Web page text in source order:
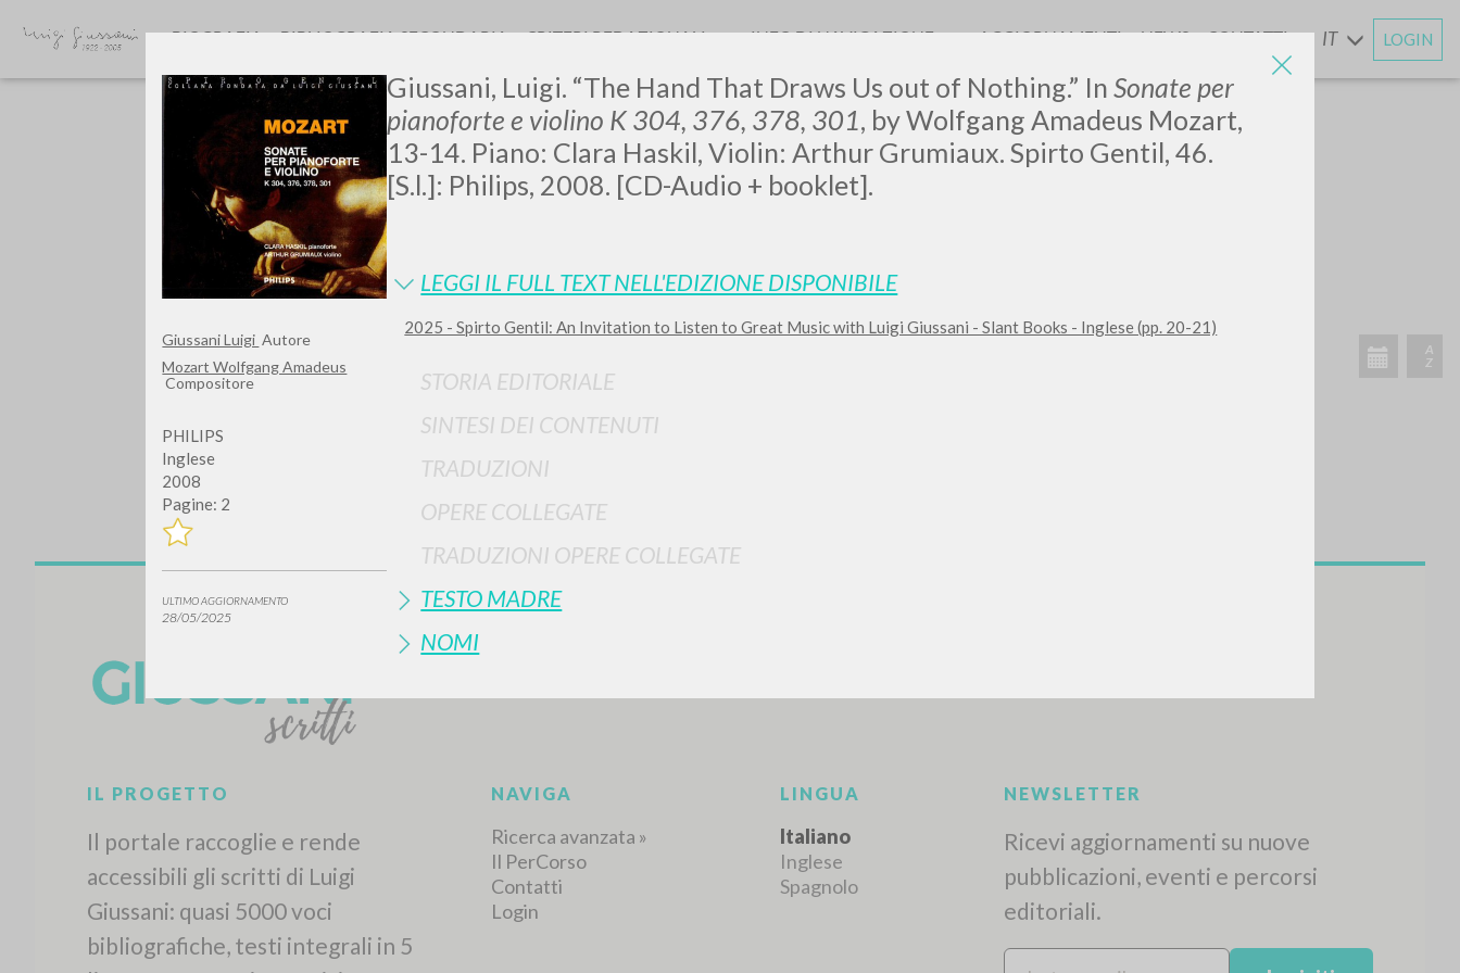
Giussani Luigi Autore
Mozart Wolfgang Amadeus
Compositore
PHILIPS
Inglese
2008
Pagine: 2
ULTIMO AGGIORNAMENTO
28/05/2025
Giussani, Luigi. “The Hand That Draws Us out of Nothing.” In Sonate per
pianoforte e violino K 304, 376, 378, 301, by Wolfgang Amadeus Mozart,
13-14. Piano: Clara Haskil, Violin: Arthur Grumiaux. Spirto Gentil, 46.
[S.l.]: Philips, 2008. [CD-Audio + booklet].
LEGGI IL FULL TEXT NELL'EDIZIONE DISPONIBILE
2025 - Spirto Gentil: An Invitation to Listen to Great Music with Luigi Giussani - Slant Books - Inglese (pp. 20-21)
STORIA EDITORIALE
SINTESI DEI CONTENUTI
TRADUZIONI
OPERE COLLEGATE
TRADUZIONI OPERE COLLEGATE
TESTO MADRE
NOMI
BIOGRAFIA BIBLIOGRAFIA SECONDARIA CRITERI REDAZIONALI INFO DI NAVIGAZIONE AGGIORNAMENTIENEWS CONTATTI IT LOGIN
TIPOLOGIA OPERA
A
Z
IL PROGETTO
Il portale raccoglie e rende
accessibili gli scritti di Luigi
Giussani: quasi 5000 voci
bibliografiche, testi integrali in 5
NAVIGA
Ricerca avanzata »
Il PerCorso
Contatti
Login
LINGUA
Italiano
Inglese
Spagnolo
NEWSLETTER
Ricevi aggiornamenti su nuove
pubblicazioni, eventi e percorsi
editoriali.